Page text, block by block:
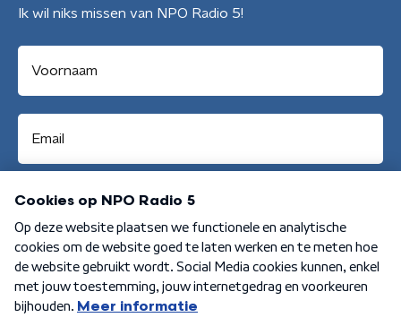
Ik wil niks missen van NPO Radio 5!
Aanmelden
Algemene voorwaarden